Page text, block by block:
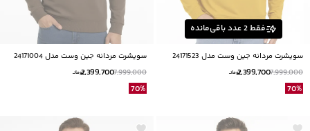
فقط2عدد باقی‌مانده
سویشرت مردانه جین وست مدل 24171523
7,999,000
2,399,700تومانــ
70%
سویشرت مردانه جین وست مدل 24171004
7,999,000
2,399,700تومانــ
70%